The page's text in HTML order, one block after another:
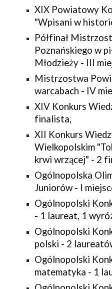
XIX Powiatowy
"Wpisani w
Półfinał
Poznańskiego w
Młodzieży - III
Mistrzostwa
warcabach - IV
XIV Konkurs
finalista,
XII Konkurs
Wielkopolskim
krwi wrzącej" - 2
Ogólnopolska
Juniorów - I
Ogólnopolski
- 1 laureat, 1
Ogólnopolski
polski - 2
Ogólnopolski
matematyka - 1